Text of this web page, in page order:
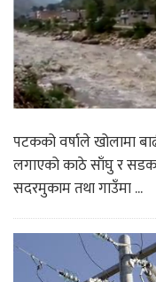
पटकको वर्षाले खोलामा
लगाएको काठे साँघु र सडक
सदरमुकाम तथा गाउँमा ...